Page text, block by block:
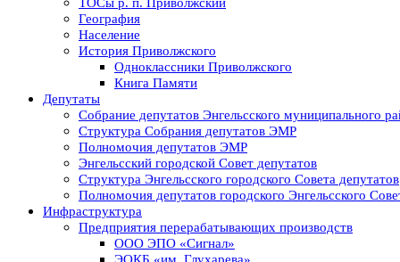
ТОСы р. п. Приволжский
География
Население
История Приволжского
Одноклассники Приволжского
Книга Памяти
Депутаты
Собрание депутатов Энгельсского муниципального
Структура Собрания депутатов ЭМР
Полномочия депутатов ЭМР
Энгельсский городской Совет депутатов
Структура Энгельсского городского Совета депутатов
Полномочия депутатов городского Энгельсского
Инфраструктура
Предприятия перерабатывающих производств
ООО ЭПО «Сигнал»